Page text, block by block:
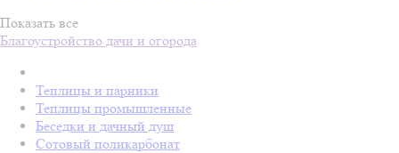
Показать все
Благоустройство дачи и огорода
Теплицы и парники
Теплицы промышленные
Беседки и дачный душ
Сотовый поликарбонат